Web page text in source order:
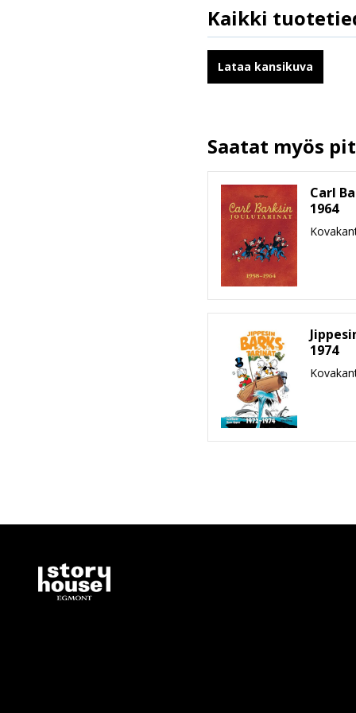
Kaikki
ISBN
Kirjoittajat
Kääntäjät
Sivumäärä
Koko
leveys x korkeus x paksuus
Paino
Ikäryhmä
Lataa kansikuva
Saatat myös
Carl
1964
1974